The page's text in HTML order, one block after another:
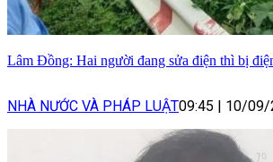
Lâm Đồng: Hai người đang sửa điện thì bị
NHÀ NƯỚC VÀ PHÁP LUẬT09:45 10/09/